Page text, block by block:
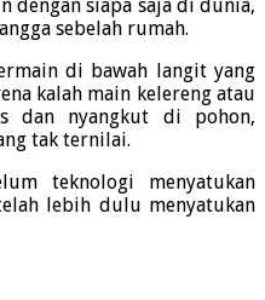
dengan siapa saja di dunia,
sebelah rumah.
di bawah langit yang
kalah main kelereng atau
dan nyangkut di pohon,
tak ternilai.
teknologi menyatukan
lebih dulu menyatukan